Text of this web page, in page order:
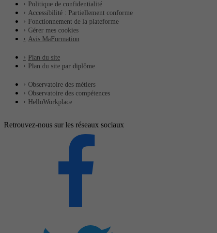
Politique de confidentialité
Accessibilité : Partiellement conforme
Fonctionnement de la plateforme
Gérer mes cookies
Avis MaFormation
Plan du site
Plan du site par diplôme
Observatoire des métiers
Observatoire des compétences
HelloWorkplace
Retrouvez-nous sur les réseaux sociaux